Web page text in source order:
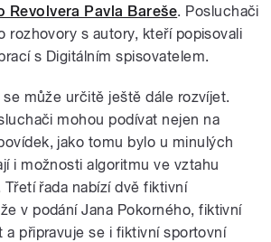
Revolvera Pavla Bareše. Posluchači
rozhovory s autory, kteří popisovali
s Digitálním spisovatelem.
může určitě ještě dále rozvíjet.
mohou podívat nejen na
jako tomu bylo u minulých
i možnosti algoritmu ve vztahu
řada nabízí dvě fiktivní
v podání Jana Pokorného, fiktivní
připravuje se i fiktivní sportovní